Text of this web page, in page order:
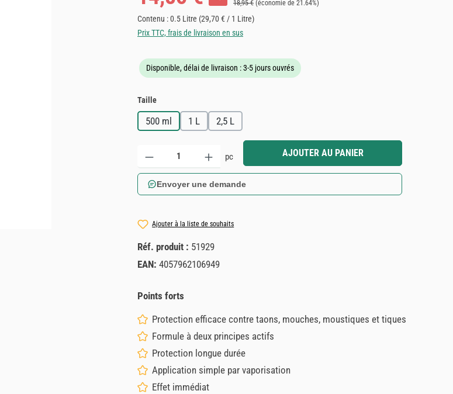
Prix régulier :
18,95 € (économie de 21.64%)
Contenu :0.5 Litre (29,70 € / 1 Litre)
Prix TTC, frais de livraison en sus
Disponible, délai de livraison : 3-5 jours ouvrés
Sélectionnez
Taille
500 ml 1 L 2,5 L
Quantité de produit : Entrez la quantité souhaitée ou utilisez les boutons pour augmenter ou
pc AJOUTER AU PANIER
Envoyer une demande
Ajouter à la liste de souhaits
Réf. produit : 51929
EAN: 4057962106949
Points forts
Protection efficace contre taons, mouches, moustiques et tiques
Formule à deux principes actifs
Protection longue durée
Application simple par vaporisation
Effet immédiat